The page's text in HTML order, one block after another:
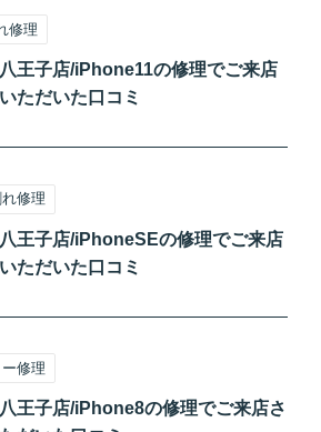
修理
王子店/iPhone11の修理でご来店
ただいた口コミ
修理
王子店/iPhoneSEの修理でご来店
ただいた口コミ
修理
王子店/iPhone8の修理でご来店さ